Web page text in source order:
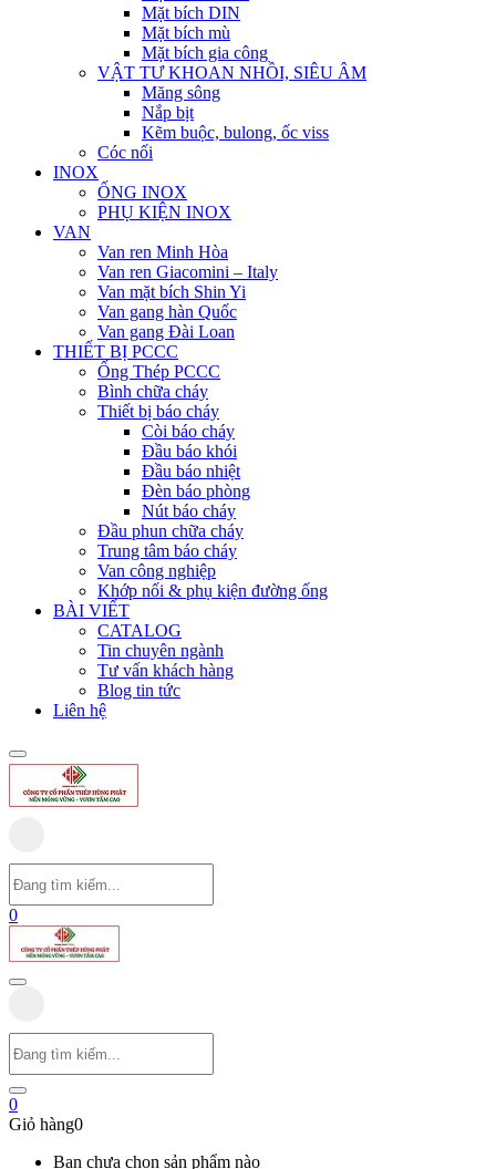
Mặt bích DIN
Mặt bích mù
Mặt bích gia công
VẬT TƯ KHOAN NHỒI, SIÊU ÂM
Măng sông
Nắp bịt
Kẽm buộc, bulong, ốc viss
Cóc nối
INOX
ỐNG INOX
PHỤ KIỆN INOX
VAN
Van ren Minh Hòa
Van ren Giacomini – Italy
Van mặt bích Shin Yi
Van gang hàn Quốc
Van gang Đài Loan
THIẾT BỊ PCCC
Ống Thép PCCC
Bình chữa cháy
Thiết bị báo cháy
Còi báo cháy
Đầu báo khói
Đầu báo nhiệt
Đèn báo phòng
Nút báo cháy
Đầu phun chữa cháy
Trung tâm báo cháy
Van công nghiệp
Khớp nối & phụ kiện đường ống
BÀI VIẾT
CATALOG
Tin chuyên ngành
Tư vấn khách hàng
Blog tin tức
Liên hệ
0
0
Giỏ hàng0
Bạn chưa chọn sản phẩm nào